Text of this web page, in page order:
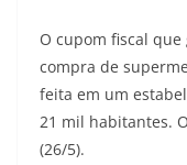
O cupom fiscal
compra de
feita em um
21 mil habitantes.
(26/5).